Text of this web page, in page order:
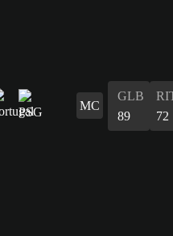
MC
GLB
89
72